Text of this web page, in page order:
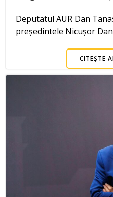
Deputatul AUR Dan
președintele Nicușor
CITEȘTE